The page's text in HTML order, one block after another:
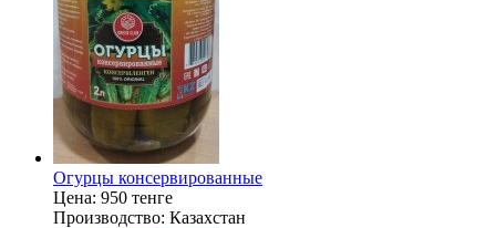
Огурцы консервированные
Цена: 950 тенге
Производство: Казахстан